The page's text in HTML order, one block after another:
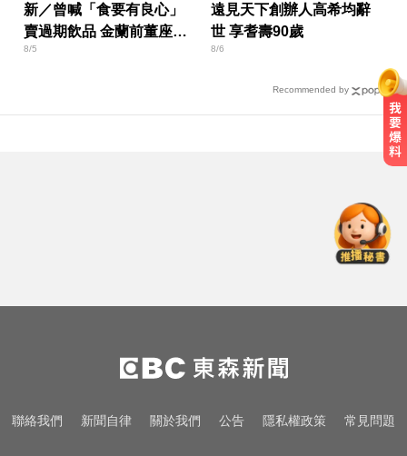
新／曾喊「食要有良心」
賣過期飲品 金蘭前董座遭
求重刑
8/5
遠見天下創辦人高希均辭
世 享耆壽90歲
8/6
Recommended by
黃金公式」猛灌恐水中毒
行動網路降速演練將登場 8/7透過災
防訊息預告
颱風假怎麼放？停班課標準、宣布
聯絡我們 新聞自律 關於我們 公告 隱私權政策 常見問題